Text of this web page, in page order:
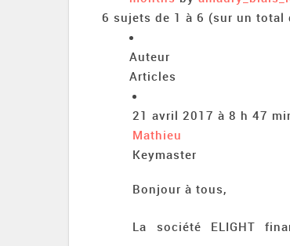
6 sujets de 1 à 6 (sur un total
Auteur
Articles
21 avril 2017 à 8 h 47
Mathieu
Keymaster
Bonjour à tous,
La société ELIGHT